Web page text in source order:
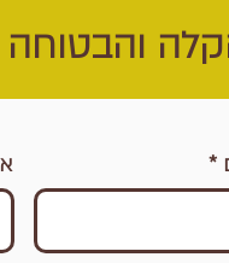
והבטוחה